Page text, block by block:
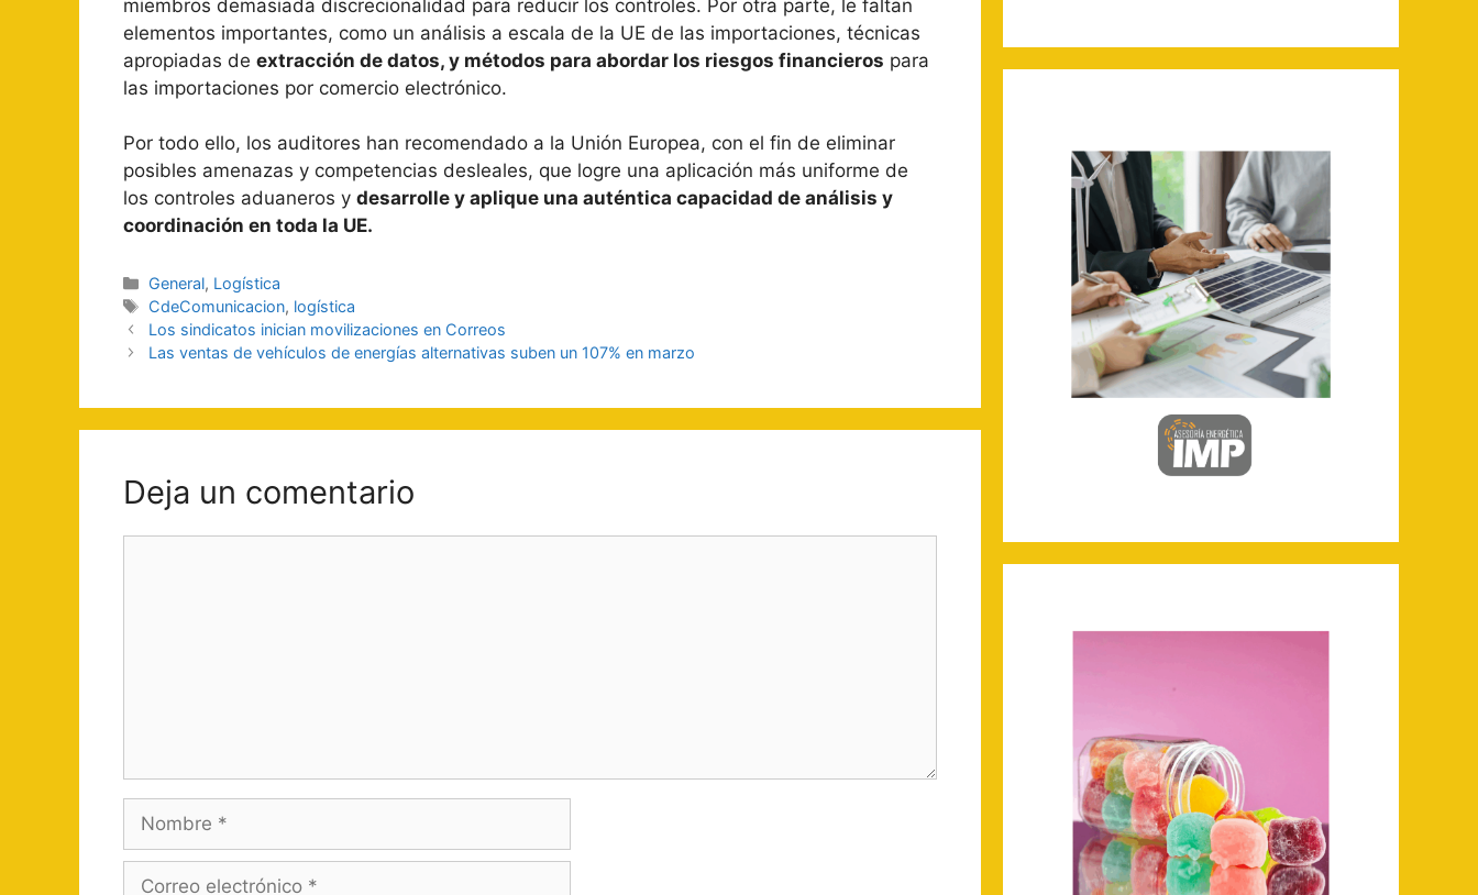
miembros demasiada discrecionalidad para reducir los controles. Por otra parte, le faltan
elementos importantes, como un análisis a escala de la UE de las importaciones, técnicas
apropiadas de extracción de datos, y métodos para abordar los riesgos financieros para
las importaciones por comercio electrónico.
Por todo ello, los auditores han recomendado a la Unión Europea, con el fin de eliminar
posibles amenazas y competencias desleales, que logre una aplicación más uniforme de
los controles aduaneros y desarrolle y aplique una auténtica capacidad de análisis y
coordinación en toda la UE.
Categorías
General, Logística
Etiquetas
CdeComunicacion, logística
Navegación
de
Los sindicatos inician movilizaciones en Correos
Las ventas de vehículos de energías alternativas suben un 107% en marzo
Deja un comentario
Nombre
Correo